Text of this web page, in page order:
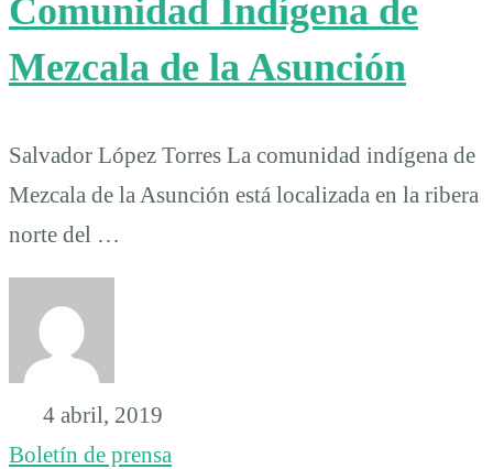
Comunidad Indígena de
Mezcala de la Asunción
Salvador López Torres La comunidad indígena de
Mezcala de la Asunción está localizada en la ribera
norte del …
4 abril, 2019
Boletín de prensa